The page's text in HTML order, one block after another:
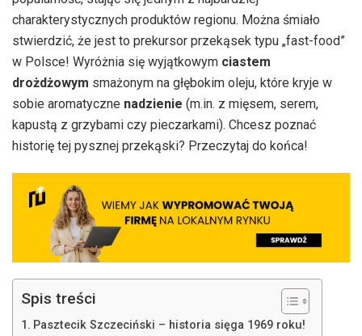
charakterystycznych produktów regionu. Można śmiało
stwierdzić, że jest to prekursor przekąsek typu „fast-food”
w Polsce! Wyróżnia się wyjątkowym ciastem
drożdżowym smażonym na głębokim oleju, które kryje w
sobie aromatyczne nadzienie (m.in. z mięsem, serem,
kapustą z grzybami czy pieczarkami). Chcesz poznać
historię tej pysznej przekąski? Przeczytaj do końca!
Spis treści
Pasztecik Szczeciński – historia sięga 1969 roku!